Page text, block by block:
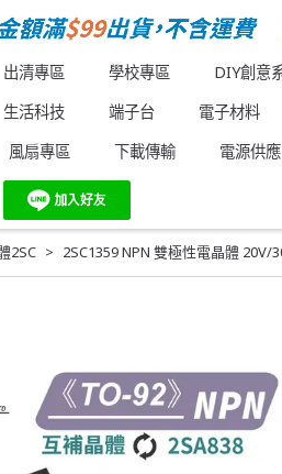
出清專區 學校專區 DIY創意
生活科技 端子台 電子材料
風扇專區 下載傳輸 電源供應
2SC 2SC1359 NPN 雙極性電晶體 20V/